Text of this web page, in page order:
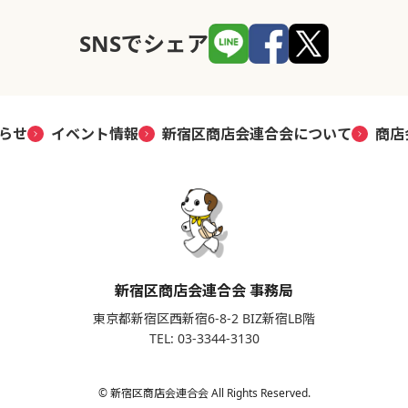
SNSでシェア
せ イベント情報 新宿区商店会連合会について 商
新宿区商店会連合会 事務局
東京都新宿区西新宿6-8-2 BIZ新宿LB階
TEL: 03-3344-3130
© 新宿区商店会連合会 All Rights Reserved.